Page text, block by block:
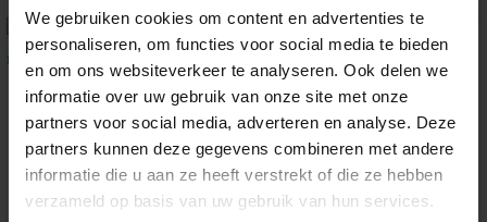
We gebruiken cookies om content en advertenties te
personaliseren, om functies voor social media te bieden
en om ons websiteverkeer te analyseren. Ook delen we
informatie over uw gebruik van onze site met onze
partners voor social media, adverteren en analyse. Deze
partners kunnen deze gegevens combineren met andere
informatie die u aan ze heeft verstrekt of die ze hebben
verzameld op basis van uw gebruik van hun services.
UITVERKOCHT UITVERKOCHT